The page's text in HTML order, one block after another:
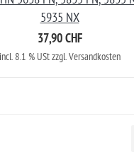
5935 NX
37,90 CHF
incl. 8.1 % USt zzgl. Versandkosten